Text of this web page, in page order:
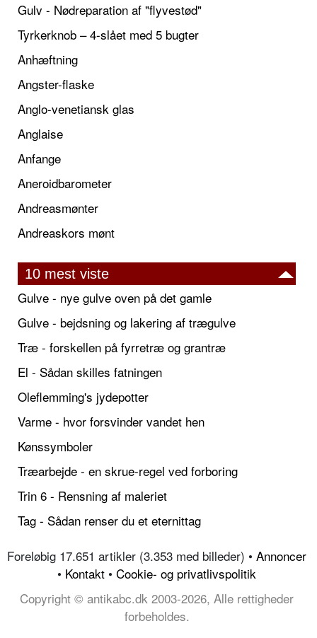
Gulv - Nødreparation af "flyvestød"
Tyrkerknob – 4-slået med 5 bugter
Anhæftning
Angster-flaske
Anglo-venetiansk glas
Anglaise
Anfange
Aneroidbarometer
Andreasmønter
Andreaskors mønt
10 mest viste
Gulve - nye gulve oven på det gamle
Gulve - bejdsning og lakering af trægulve
Træ - forskellen på fyrretræ og grantræ
El - Sådan skilles fatningen
Oleflemming's jydepotter
Varme - hvor forsvinder vandet hen
Kønssymboler
Træarbejde - en skrue-regel ved forboring
Trin 6 - Rensning af maleriet
Tag - Sådan renser du et eternittag
Foreløbig 17.651 artikler (3.353 med billeder) • Annoncer
• Kontakt • Cookie- og privatlivspolitik
Copyright © antikabc.dk 2003-2026, Alle rettigheder
forbeholdes.